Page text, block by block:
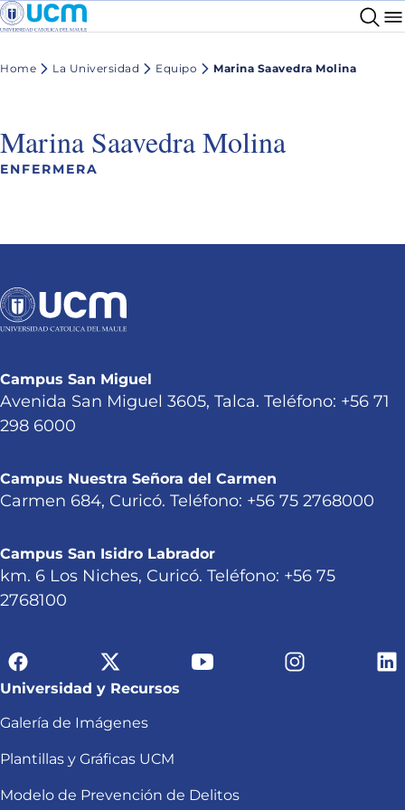
Home La Universidad Equipo Marina Saavedra Molina
Marina Saavedra Molina
ENFERMERA
Campus San Miguel
Avenida San Miguel 3605, Talca. Teléfono: +56 71
298 6000
Campus Nuestra Señora del Carmen
Carmen 684, Curicó. Teléfono: +56 75 2768000
Campus San Isidro Labrador
km. 6 Los Niches, Curicó. Teléfono: +56 75
2768100
Universidad y Recursos
Galería de Imágenes
Plantillas y Gráficas UCM
Modelo de Prevención de Delitos